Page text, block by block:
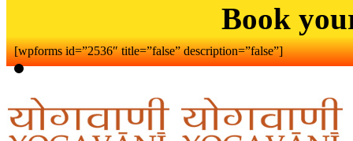
Book
[wpforms id=”2536″ title=”false” description=”false”]